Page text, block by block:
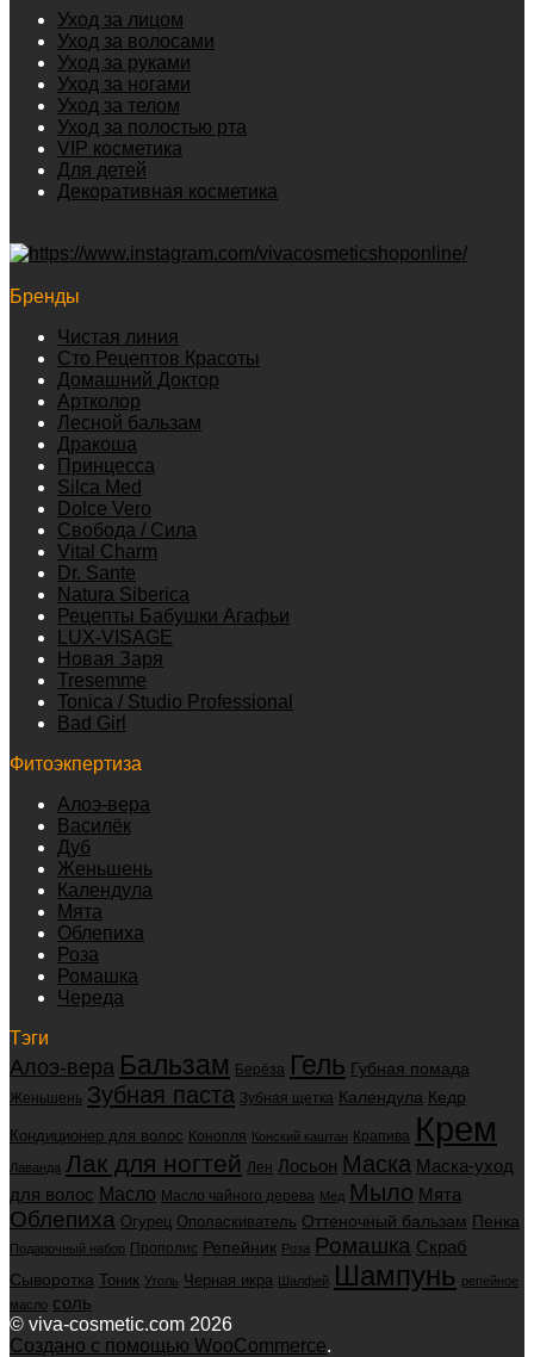
Уход за лицом
Уход за волосами
Уход за руками
Уход за ногами
Уход за телом
Уход за полостью рта
VIP косметика
Для детей
Декоративная косметика
Бренды
Чистая линия
Сто Рецептов Красоты
Домашний Доктор
Артколор
Лесной бальзам
Дракоша
Принцесса
Silca Med
Dolce Vero
Свобода / Сила
Vital Charm
Dr. Sante
Natura Siberica
Рецепты Бабушки Агафьи
LUX-VISAGE
Новая Заря
Tresemme
Tonica / Studio Professional
Bad Girl
Фитоэкпертиза
Алоэ-вера
Василёк
Дуб
Женьшень
Календула
Мята
Облепиха
Роза
Ромашка
Череда
Тэги
Алоэ-вера Бальзам Берёза Гель Губная помада
Женьшень Зубная паста Зубная щетка Календула Кедр
Кондиционер для волос Конопля Конский каштан Крапива Крем
Лаванда Лак для ногтей Лен Лосьон Маска Маска-уход
для волос Масло Масло чайного дерева Мед Мыло Мята
Облепиха Огурец Ополаскиватель Оттеночный бальзам Пенка
Подарочный набор Прополис Репейник Роза Ромашка Скраб
Сыворотка Тоник Уголь Черная икра Шалфей Шампунь репейное
масло соль
© viva-cosmetic.com 2026
Создано с помощью WooCommerce.